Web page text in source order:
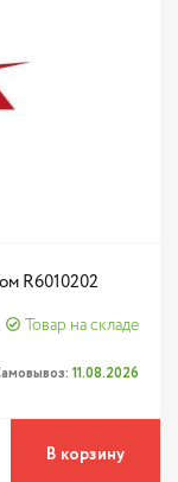
R6010202
Товар на складе
11.08.2026
В корзину